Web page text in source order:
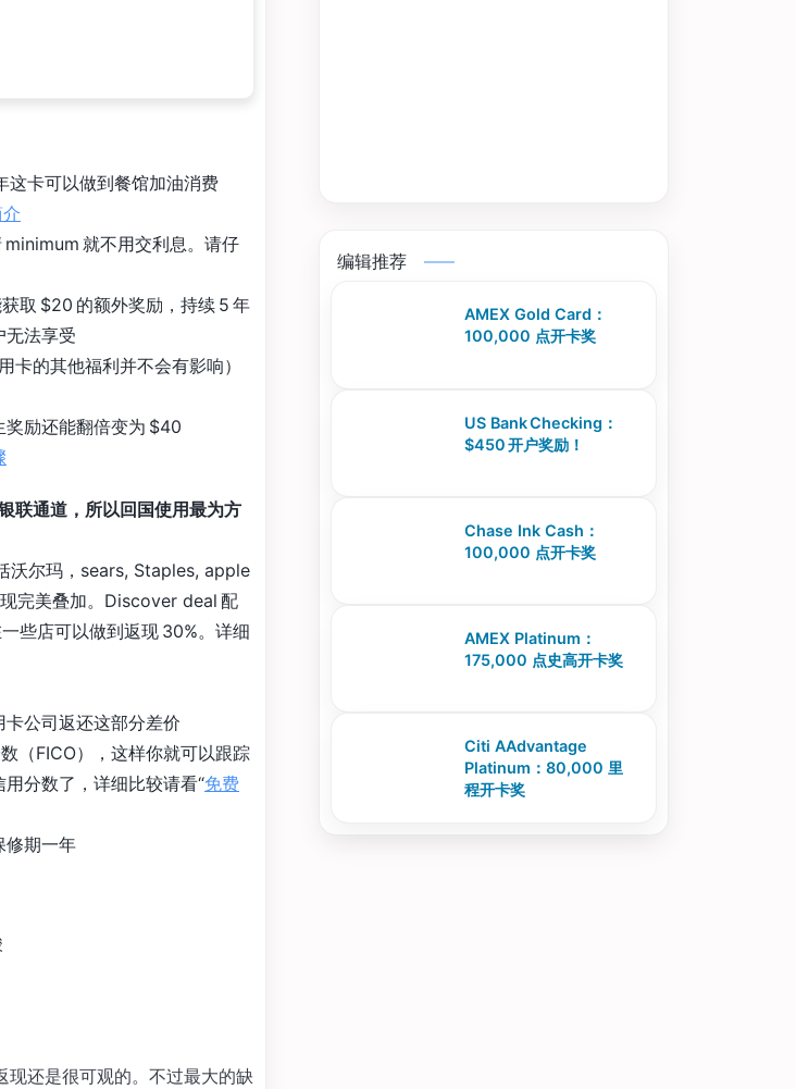
这卡可以做到餐馆加油消费
就不用交利息。请仔
取 $20 的额外奖励，持续 5 年
无法享受
卡的其他福利并不会有影响）
励还能翻倍变为 $40
联通道，所以回国使用最为方
沃尔玛，sears, Staples, apple
完美叠加。Discover deal 配
些店可以做到返现 30%。详细
公司返还这部分差价
（FICO），这样你就可以跟踪
分数了，详细比较请看“免费
修期一年
现还是很可观的。不过最大的缺
编辑推荐
AMEX Gold Card：
100,000 点开卡奖
US Bank Checking：
$450 开户奖励！
Chase Ink Cash：
100,000 点开卡奖
AMEX Platinum：
175,000 点史高开卡奖
Citi AAdvantage
Platinum：80,000 里
程开卡奖